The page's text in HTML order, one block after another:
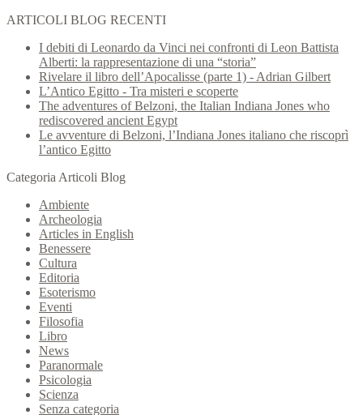
ARTICOLI BLOG RECENTI
I debiti di Leonardo da Vinci nei confronti di Leon Battista
Alberti: la rappresentazione di una “storia”
Rivelare il libro dell’Apocalisse (parte 1) - Adrian Gilbert
L’Antico Egitto - Tra misteri e scoperte
The adventures of Belzoni, the Italian Indiana Jones who
rediscovered ancient Egypt
Le avventure di Belzoni, l’Indiana Jones italiano che riscoprì
l’antico Egitto
Categoria Articoli Blog
Ambiente
Archeologia
Articles in English
Benessere
Cultura
Editoria
Esoterismo
Eventi
Filosofia
Libro
News
Paranormale
Psicologia
Scienza
Senza categoria